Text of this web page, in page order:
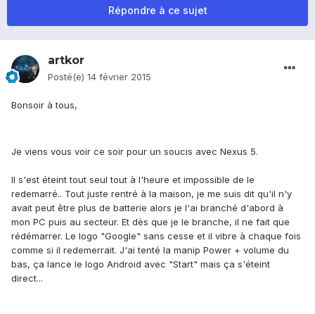
Répondre à ce sujet
artkor
Posté(e) 14 février 2015
Bonsoir à tous,
Je viens vous voir ce soir pour un soucis avec Nexus 5.
Il s'est éteint tout seul tout à l'heure et impossible de le
redemarré.. Tout juste rentré à la maison, je me suis dit qu'il n'y
avait peut être plus de batterie alors je l'ai branché d'abord à
mon PC puis au secteur. Et dès que je le branche, il ne fait que
rédémarrer. Le logo "Google" sans cesse et il vibre à chaque fois
comme si il redemerrait. J'ai tenté la manip Power + volume du
bas, ça lance le logo Android avec "Start" mais ça s'éteint
direct...